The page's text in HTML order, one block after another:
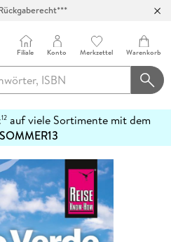
Filiale Konto Merkzettel Warenkorb
12auf viele Sortimente mit dem
SOMMER13